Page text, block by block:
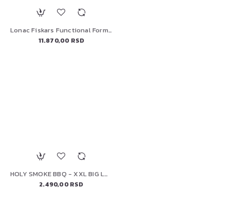
Lonac Fiskars Functional Form, 1072317, 5,0 l
11.870,00 RSD
HOLY SMOKE BBQ - XXL BIG LUMP CHARCOAL 8 KG
2.490,00 RSD